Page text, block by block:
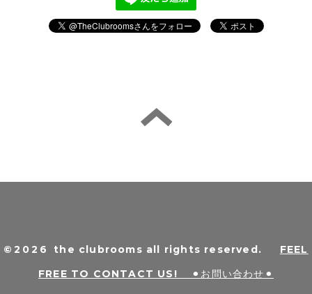
©2026 the clubrooms all rights reserved. FEEL
FREE TO CONTACT US! ⚫︎お問い合わせ⚫︎